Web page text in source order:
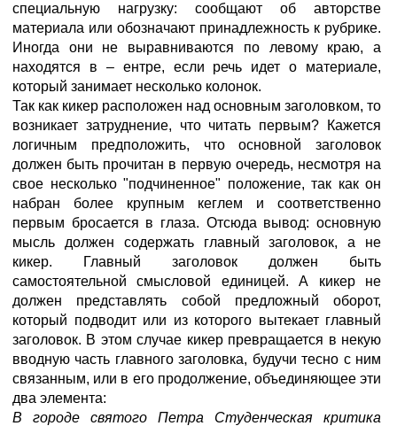
специальную нагрузку: сообщают об авторстве
материала или обозначают принадлежность к рубрике.
Иногда они не выравниваются по левому краю, а
находятся в – ентре, если речь идет о материале,
который занимает несколько колонок.
Так как кикер расположен над основным заголовком, то
возникает затруднение, что читать первым? Кажется
логичным предположить, что основной заголовок
должен быть прочитан в первую очередь, несмотря на
свое несколько "подчиненное" положение, так как он
набран более крупным кеглем и соответственно
первым бросается в глаза. Отсюда вывод: основную
мысль должен содержать главный заголовок, а не
кикер. Главный заголовок должен быть
самостоятельной смысловой единицей. А кикер не
должен представлять собой предложный оборот,
который подводит или из которого вытекает главный
заголовок. В этом случае кикер превращается в некую
вводную часть главного заголовка, будучи тесно с ним
связанным, или в его продолжение, объединяющее эти
два элемента:
В городе cвятого Петра Студенческая критика